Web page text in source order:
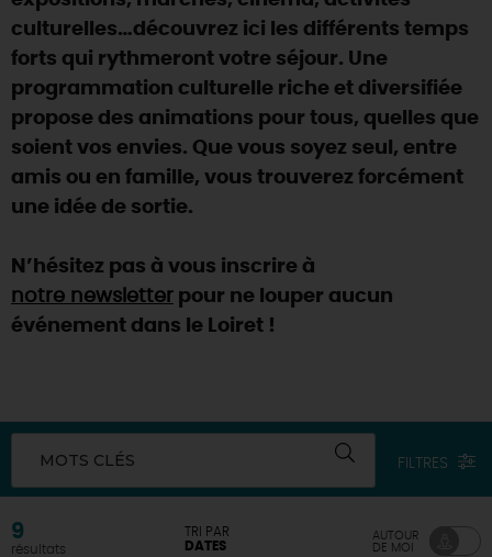
Par ici les guinguettes
Que rapporter du Loiret ?
La Route desMétiers d'Art
TOUT L'ART DE VIVRE
Expérimenterles parcours Baludik 🕵️
Une saison de festivals 🎉
Rendez-vous de la nature en 2026
Des sorties en famille dans le Loiret !
Programme des animations "Loiret au fil de l'eau"
Où sortir ?
DEMAIN
RÉSERVER MAINTENANT
culturelles…découvrez ici les différents temps
forts qui rythmeront votre séjour. Une
programmation culturelle riche et diversifiée
propose des animations pour tous, quelles que
soient vos envies. Que vous soyez seul, entre
amis ou en famille, vous trouverez forcément
une idée de sortie.
N’hésitez pas à vous inscrire à
notre newsletter pour ne louper aucun
événement dans le Loiret !
MOTS CLÉS FILTRES
9
résultats
TRI PAR
DATES
AUTOUR
DE MOI